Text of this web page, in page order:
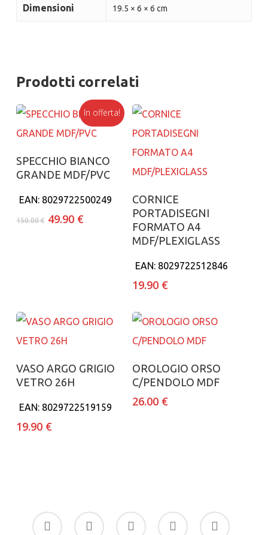
Dimensioni 19.5 × 6 × 6 cm
Prodotti correlati
In offerta!
Aggiungi al carrello
SPECCHIO BIANCO
GRANDE MDF/PVC
EAN: 8029722500249
150.00€ Il
49.90 €Il
Aggiungi al carrello
CORNICE
PORTADISEGNI
FORMATO A4
MDF/PLEXIGLASS
EAN: 8029722512846
19.90 €
Aggiungi al carrello
VASO ARGO GRIGIO
VETRO 26H
EAN: 8029722519159
19.90 €
Aggiungi al carrello
OROLOGIO ORSO
C/PENDOLO MDF
26.00 €
facebook
google-
plus
instagram whatsapp tiktok